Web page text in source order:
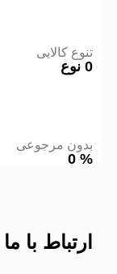
تنوع کالایی
0 نوع
بدون مرجوعی
%
0
ارتباط با ما